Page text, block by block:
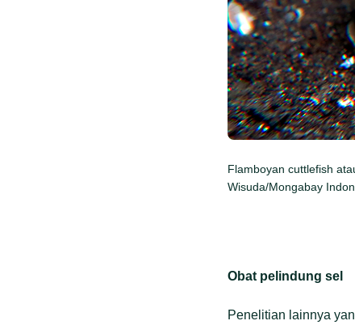
Flamboyan cuttlefish
Wisuda/Mongabay
Obat pelindung sel
Penelitian lainnya